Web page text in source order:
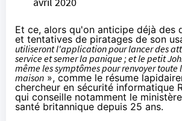
Et ce, alors qu'on anticipe déjà des
et tentatives de piratages de son
utiliseront l'application pour lancer des
service et semer la panique ; et le petit
même les symptômes pour renvoyer toute
maison », comme le résume
chercheur en sécurité informatique
qui conseille notamment le
santé britannique depuis 25 ans.